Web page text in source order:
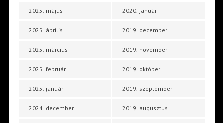
2025. május
2025. április
2025. március
2025. február
2025. január
2024. december
2020. január
2019. december
2019. november
2019. október
2019. szeptember
2019. augusztus